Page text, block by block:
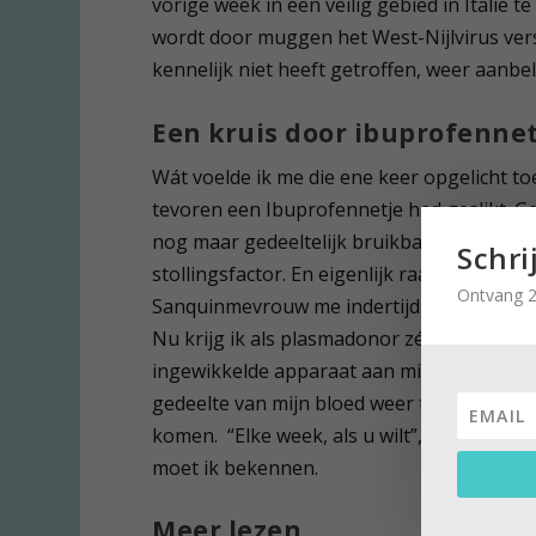
wordt door muggen het West-Nijlvirus
kennelijk niet heeft getroffen, weer
Een kruis door
Wát voelde ik me die ene keer opgelicht
tevoren een Ibuprofennetje had geslikt.
nog maar gedeeltelijk bruikbaar, want
stollingsfactor. En eigenlijk raar dat je dat
Sanquinmevrouw me indertijd uit.
Nu krijg ik als plasmadonor zélf een
ingewikkelde apparaat aan mijn
gedeelte van mijn bloed weer terug.
komen. “Elke week, als u wilt”, zegt het
moet ik bekennen.
Ontvang